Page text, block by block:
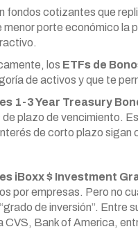
fondos cotizantes que
menor porte económico la
los ETFs de
de activos y que te
1-3 Year Treasury
de plazo de vencimiento.
de corto plazo
iBoxx $ Investment
por empresas. Pero no
de inversión”. Entre
CVS, Bank of America,